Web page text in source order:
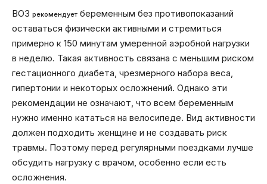
ВОЗ рекомендует беременным без противопоказаний
оставаться физически активными и стремиться
примерно к 150 минутам умеренной аэробной нагрузки
в неделю. Такая активность связана с меньшим риском
гестационного диабета, чрезмерного набора веса,
гипертонии и некоторых осложнений. Однако эти
рекомендации не означают, что всем беременным
нужно именно кататься на велосипеде. Вид активности
должен подходить женщине и не создавать риск
травмы. Поэтому перед регулярными поездками лучше
обсудить нагрузку с врачом, особенно если есть
осложнения.